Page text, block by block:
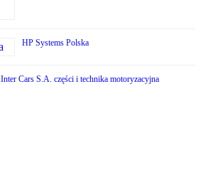
HP Systems Polska
Inter Cars S.A. części i technika motoryzacyjna